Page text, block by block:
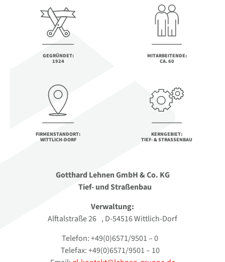
GEGRÜNDET:
1924
MITARBEITENDE:
CA. 60
FIRMENSTANDORT:
WITTLICH-DORF
KERNGEBIET:
TIEF- & STRASSENBAU
Gotthard Lehnen GmbH & Co. KG
Tief- und Straßenbau
Verwaltung:
Alftalstraße 26 , D-54516 Wittlich-Dorf
Telefon: +49(0)6571/9501 – 0
Telefax: +49(0)6571/9501 – 10